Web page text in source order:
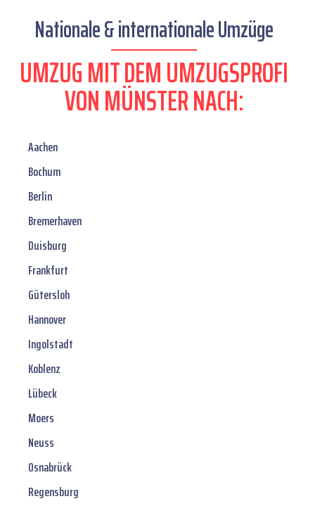
Nationale & internationale Umzüge
UMZUG MIT DEM UMZUGSPROFI
VON MÜNSTER NACH:
Aachen
Bochum
Berlin
Bremerhaven
Duisburg
Frankfurt
Gütersloh
Hannover
Ingolstadt
Koblenz
Lübeck
Moers
Neuss
Osnabrück
Regensburg